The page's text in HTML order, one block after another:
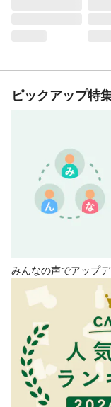
ピックアップ特
みんなの声でアップ